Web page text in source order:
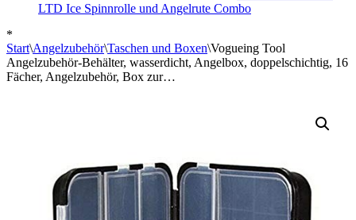
LTD Ice Spinnrolle und Angelrute Combo
*
Start\Angelzubehör\Taschen und Boxen\Vogueing Tool
Angelzubehör-Behälter, wasserdicht, Angelbox, doppelschichtig, 16
Fächer, Angelzubehör, Box zur…